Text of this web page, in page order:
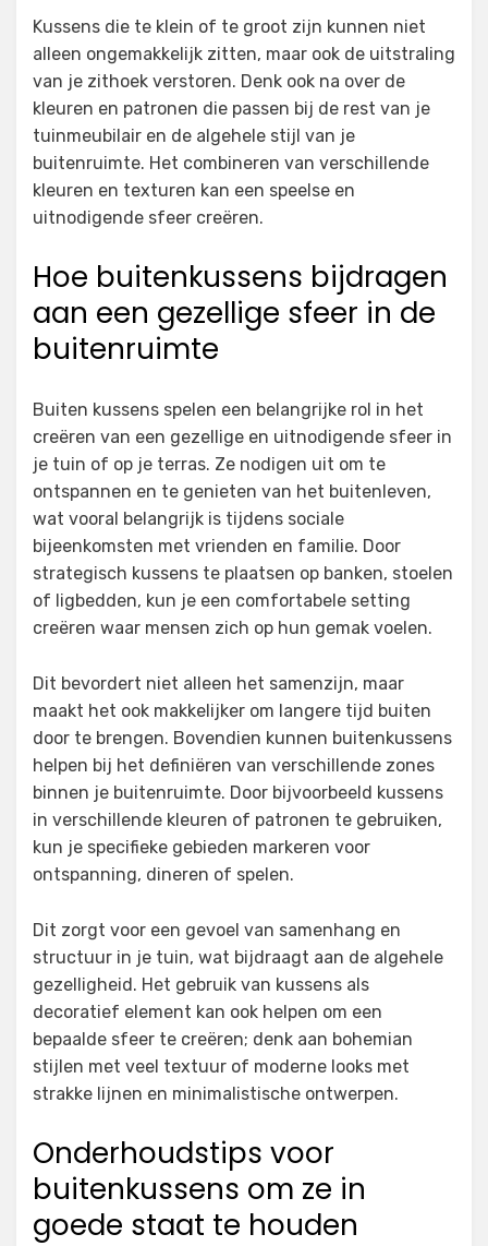
Kussens die te klein of te groot zijn kunnen niet
alleen ongemakkelijk zitten, maar ook de uitstraling
van je zithoek verstoren. Denk ook na over de
kleuren en patronen die passen bij de rest van je
tuinmeubilair en de algehele stijl van je
buitenruimte. Het combineren van verschillende
kleuren en texturen kan een speelse en
uitnodigende sfeer creëren.
Hoe buitenkussens bijdragen
aan een gezellige sfeer in de
buitenruimte
Buiten kussens spelen een belangrijke rol in het
creëren van een gezellige en uitnodigende sfeer in
je tuin of op je terras. Ze nodigen uit om te
ontspannen en te genieten van het buitenleven,
wat vooral belangrijk is tijdens sociale
bijeenkomsten met vrienden en familie. Door
strategisch kussens te plaatsen op banken, stoelen
of ligbedden, kun je een comfortabele setting
creëren waar mensen zich op hun gemak voelen.
Dit bevordert niet alleen het samenzijn, maar
maakt het ook makkelijker om langere tijd buiten
door te brengen. Bovendien kunnen buitenkussens
helpen bij het definiëren van verschillende zones
binnen je buitenruimte. Door bijvoorbeeld kussens
in verschillende kleuren of patronen te gebruiken,
kun je specifieke gebieden markeren voor
ontspanning, dineren of spelen.
Dit zorgt voor een gevoel van samenhang en
structuur in je tuin, wat bijdraagt aan de algehele
gezelligheid. Het gebruik van kussens als
decoratief element kan ook helpen om een
bepaalde sfeer te creëren; denk aan bohemian
stijlen met veel textuur of moderne looks met
strakke lijnen en minimalistische ontwerpen.
Onderhoudstips voor
buitenkussens om ze in
goede staat te houden